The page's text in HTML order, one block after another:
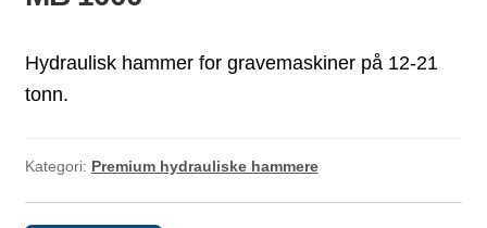
Hydraulisk hammer for gravemaskiner på 12-21
tonn.
Kategori: Premium hydrauliske hammere